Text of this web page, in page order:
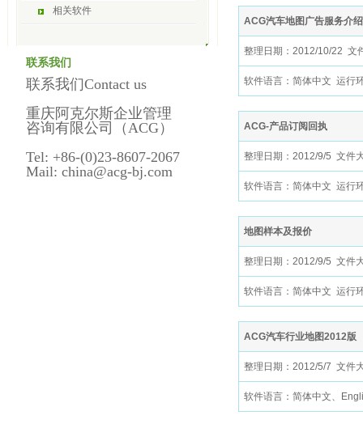
相关软件
联系我们
联系我们Contact us
重庆阿克尔斯企业管理
咨询有限公司（ACG）
Tel: +86-(0)23-8607-2067
Mail: china@acg-bj.com
ACG汽车地图广告服务介
整理日期：2012/10/22 文
软件语言：简体中文 运行
ACG-产品订阅回执
整理日期：2012/9/5 文件
软件语言：简体中文 运行
地图样本及报价
整理日期：2012/9/5 文件
软件语言：简体中文 运行
ACG汽车行业地图2012版
整理日期：2012/5/7 文件
软件语言：简体中文、